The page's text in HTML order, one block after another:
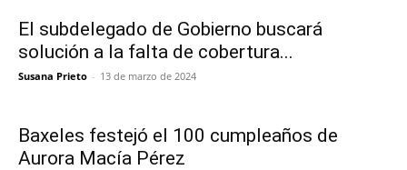
El subdelegado de Gobierno buscará
solución a la falta de cobertura...
Susana Prieto - 13 de marzo de 2024
Baxeles festejó el 100 cumpleaños de
Aurora Macía Pérez